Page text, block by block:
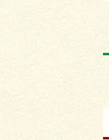
4
枚
の
ス
ラ